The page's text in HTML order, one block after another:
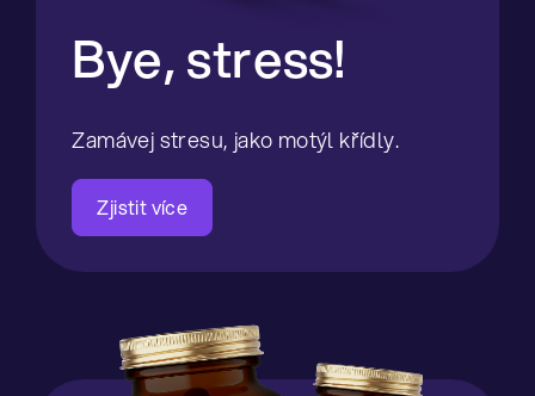
Bye,stress!
Zamávej stresu, jako motýl křídly.
Zjistit více